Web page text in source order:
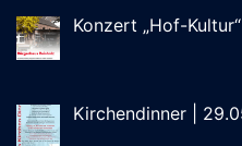
Konzert „Hof-
Kirchendinner |